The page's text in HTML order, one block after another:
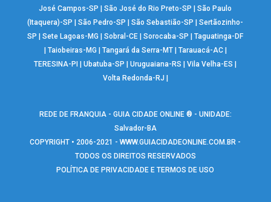
José Campos-SP
|São José do Rio Preto-SP |São Paulo
(Itaquera)-SP
|São Pedro-SP |São Sebastião-SP |Sertãozinho-
SP
|Sete Lagoas-MG |Sobral-CE |Sorocaba-SP |Taguatinga-DF
Taiobeiras-MG Tangará da Serra-MT| Tarauacá-AC|
TERESINA-PI
|Ubatuba-SP |Uruguaiana-RS |Vila Velha-ES
Volta Redonda-RJ
REDE DE FRANQUIA - GUIA CIDADE ONLINE ® - UNIDADE:
Salvador-BA
COPYRIGHT • 2006-2021 -WWW.GUIACIDADEONLINE.COM.BR -
TODOS OS DIREITOS RESERVADOS
POLÍTICA DE PRIVACIDADE E TERMOS DE USO